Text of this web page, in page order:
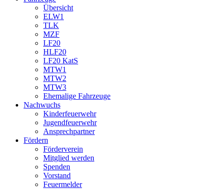
Übersicht
ELW1
TLK
MZF
LF20
HLF20
LF20 KatS
MTW1
MTW2
MTW3
Ehemalige Fahrzeuge
Nachwuchs
Kinderfeuerwehr
Jugendfeuerwehr
Ansprechpartner
Fördern
Förderverein
Mitglied werden
Spenden
Vorstand
Feuermelder